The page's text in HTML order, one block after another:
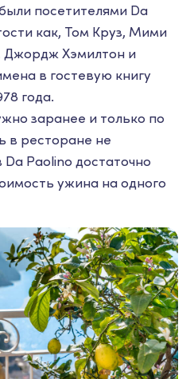
посетителями Da
как, Том Круз, Мими
Хэмилтон и
в гостевую книгу
года.
заранее и только по
в ресторане не
Paolino достаточно
ужина на одного